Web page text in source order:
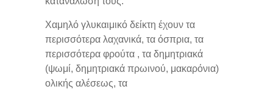
Χαμηλό γλυκαιμικό δείκτη έχουν τα
περισσότερα λαχανικά, τα όσπρια, τα
περισσότερα φρούτα , τα δημητριακά
(ψωμί, δημητριακά πρωινού, μακαρόνια)
ολικής αλέσεως, τα